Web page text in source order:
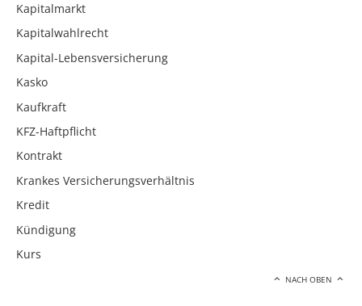
Kapitalmarkt
Kapitalwahlrecht
Kapital-Lebensversicherung
Kasko
Kaufkraft
KFZ-Haftpflicht
Kontrakt
Krankes Versicherungsverhältnis
Kredit
Kündigung
Kurs
NACH OBEN